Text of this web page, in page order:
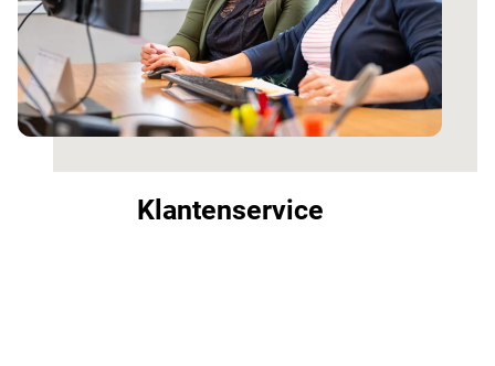
Klantenservice